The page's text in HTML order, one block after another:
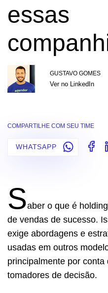
essas
GUSTAVO GOMES
Ver no LinkedIn
COMPARTILHE COM SEU TIME
WHATSAPP
Saber o que é
de vendas de sucesso.
exige abordagens e
usadas em outros
principalmente por conta
tomadores de decisão.